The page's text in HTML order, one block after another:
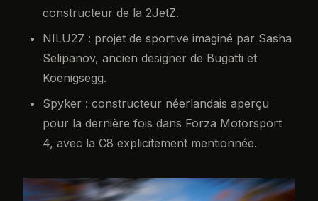
constructeur de la 2JetZ.
NILU27 : projet de sportive imaginé par Sasha
Selipanov, ancien designer de Bugatti et
Koenigsegg.
Spyker : constructeur néerlandais aperçu
pour la dernière fois dans Forza Motorsport
4, avec la C8 explicitement mentionnée.